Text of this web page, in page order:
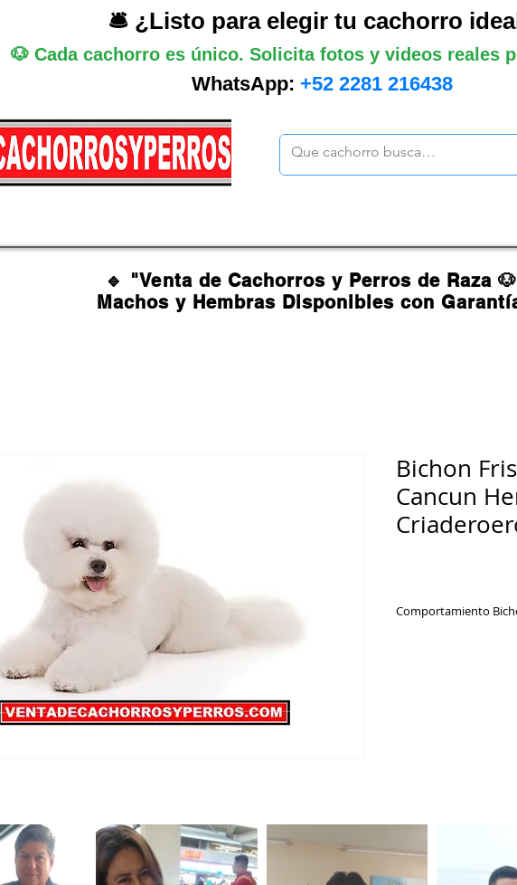
🛎️ ¿Listo para elegir tu cachorro
🐶 Cada cachorro es único. Solicita fotos y videos reales
WhatsApp: +52 2281 216438
🔹 "Venta de Cachorros y Perros de Raza 🐶
Machos y Hembras Disponibles con
Bichon
Cancun
Comportamiento